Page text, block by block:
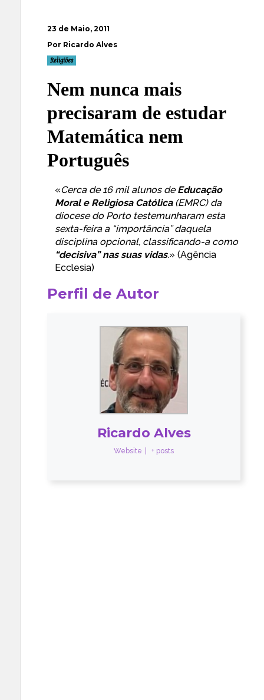
23 de Maio, 2011
Por Ricardo Alves
Religiões
Nem nunca mais
precisaram de estudar
Matemática nem
Português
«Cerca de 16 mil alunos deEducação
Moral e Religiosa Católica(EMRC) da
diocese do Porto testemunharam esta
sexta-feira a “importância” daquela
disciplina opcional, classificando-a como
“decisiva” nas suas vidas.» (Agência
Ecclesia)
Perfil de Autor
Ricardo Alves
Website + posts